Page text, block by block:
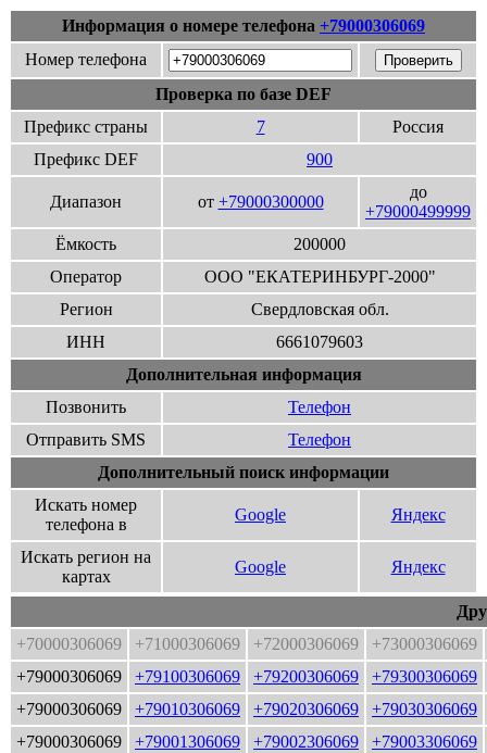
Информация о номере телефона +79000306069
Номер телефона
Проверка по базе DEF
Префикс страны
7
Россия
Префикс DEF
900
Диапазон от +79000300000
до
+79000499999
Ёмкость
200000
Оператор
ООО "ЕКАТЕРИНБУРГ-2000"
Регион
Свердловская обл.
ИНН
6661079603
Дополнительная информация
Позвонить
Телефон
Отправить SMS
Телефон
Дополнительный поиск информации
Искать номер
телефона в
Google Яндекс
Искать регион на
картах
Google Яндекс
+70000306069
+71000306069 +72000306069
+73000306069
+79000306069
+79100306069 +79200306069
+79300306069
+79000306069
+79010306069 +79020306069
+79030306069
+79000306069
+79001306069 +79002306069
+79003306069